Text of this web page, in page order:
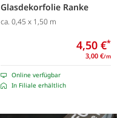
Glasdekorfolie Ranke
ca. 0,45 x 1,50 m
4,50 €*
3,00 €/m
Online verfügbar
In Filiale erhältlich